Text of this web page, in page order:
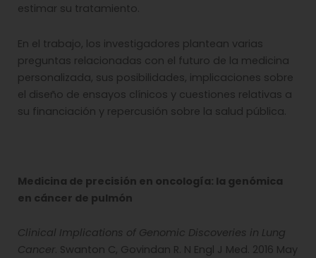
estimar su tratamiento.
En el trabajo, los investigadores plantean varias
preguntas relacionadas con el futuro de la medicina
personalizada, sus posibilidades, implicaciones sobre
el diseño de ensayos clínicos y cuestiones relativas a
su financiación y repercusión sobre la salud pública.
Medicina de precisión en oncología: la genómica
en cáncer de pulmón
Clinical Implications of Genomic Discoveries in Lung
Cancer. Swanton C, Govindan R. N Engl J Med. 2016 May